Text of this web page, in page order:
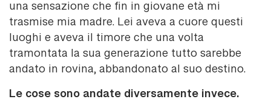
una sensazione che fin in giovane età mi
trasmise mia madre. Lei aveva a cuore questi
luoghi e aveva il timore che una volta
tramontata la sua generazione tutto sarebbe
andato in rovina, abbandonato al suo destino.
Le cose sono andate diversamente invece.